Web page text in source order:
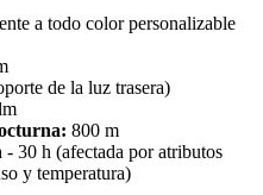
a todo color personalizable
de la luz trasera)
800 m
- 30 h (afectada por atributos
y temperatura)